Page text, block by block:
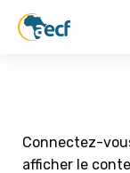
Connectez-
afficher le